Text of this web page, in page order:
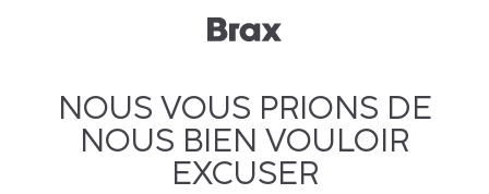
NOUS VOUS PRIONS DE
NOUS BIEN VOULOIR
EXCUSER